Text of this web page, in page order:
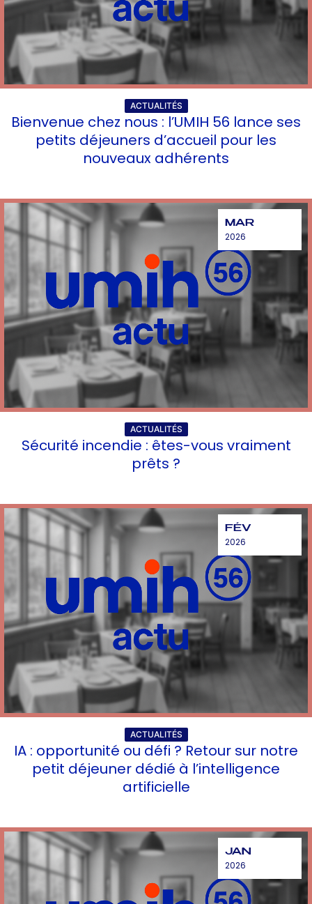
ACTUALITÉS
Bienvenue chez nous : l’UMIH 56 lance ses
petits déjeuners d’accueil pour les
nouveaux adhérents
MAR
2026
ACTUALITÉS
Sécurité incendie : êtes-vous vraiment
prêts ?
FÉV
2026
ACTUALITÉS
IA : opportunité ou défi ? Retour sur notre
petit déjeuner dédié à l’intelligence
artificielle
JAN
2026